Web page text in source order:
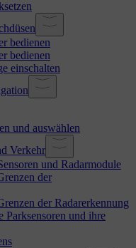
bedienen
bedienen
einschalten
und auswählen
Verkehr
und Radarmodule
der
der Radarerkennung
Parksensoren und ihre